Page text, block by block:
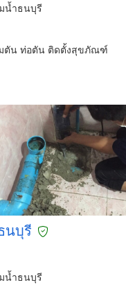
น้ำธนบุรี
ตัน ท่อตัน ติดตั้งสุขภัณฑ์
นบุรี
น้ำธนบุรี